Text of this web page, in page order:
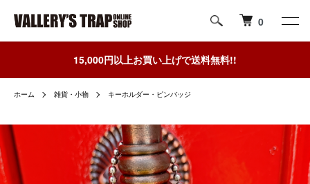
0
15,000円以上お買い上げで送料無料!!
ホーム 雑貨・小物 キーホルダー・ピンバッジ